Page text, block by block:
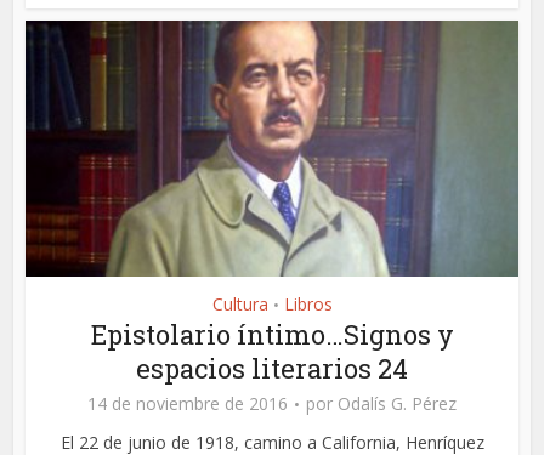
Cultura • Libros
Epistolario íntimo…Signos y
espacios literarios 24
14 de noviembre de 2016 por Odalís G. Pérez
El 22 de junio de 1918, camino a California, Henríquez